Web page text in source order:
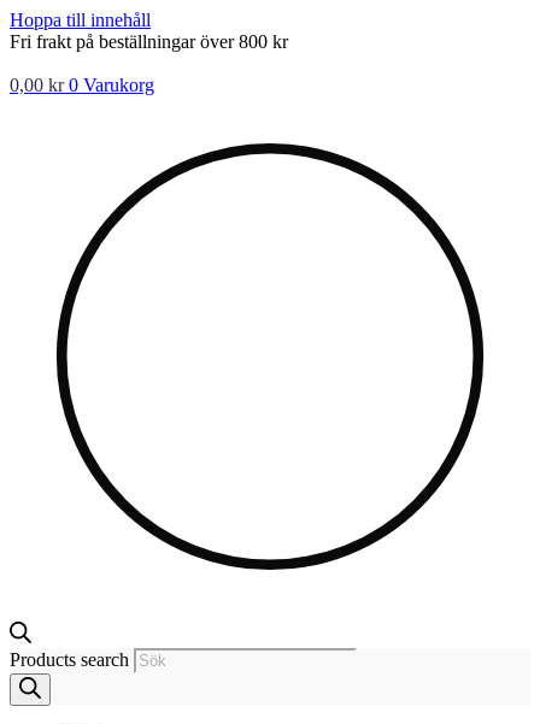
Hoppa till innehåll
Fri frakt på beställningar över 800 kr
0,00 kr 0 Varukorg
Products search